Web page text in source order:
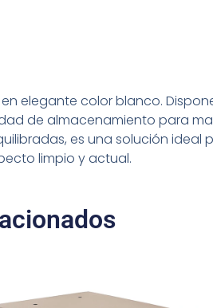
elegante color blanco.
de almacenamiento para
es una solución ideal
limpio y actual.